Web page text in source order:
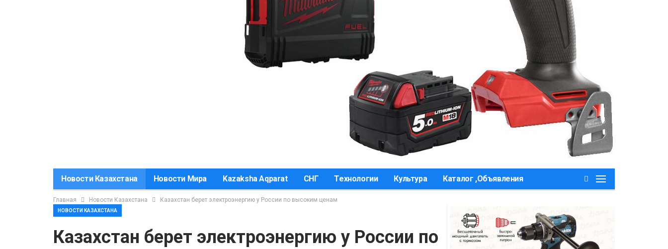
Новости Казахстана Новости Мира Kazaksha Aqparat СНГ Технологии Культура Каталог ,Объявления
Главная Новости Казахстана Казахстан берет электроэнергию у России по высоким ценам
НОВОСТИ КАЗАХСТАНА
Казахстан берет электроэнергию у России по